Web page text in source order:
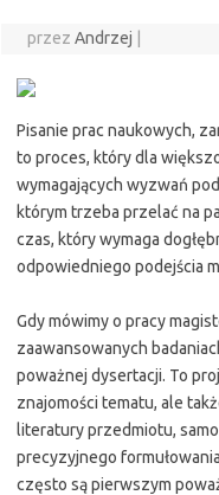
przez Andrzej
Pisanie prac naukowych,
to proces, który dla
wymagających wyzwań
którym trzeba przelać na
czas, który wymaga
odpowiedniego podejścia
Gdy mówimy o pracy
zaawansowanych
poważnej dysertacji. To
znajomości tematu, ale
literatury przedmiotu,
precyzyjnego
często są pierwszym